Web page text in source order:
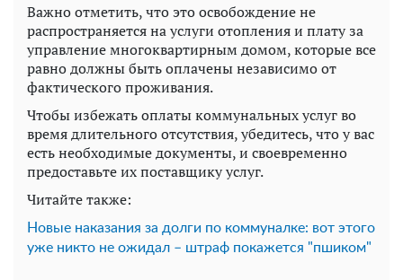
Важно отметить, что это освобождение не
распространяется на услуги отопления и плату за
управление многоквартирным домом, которые все
равно должны быть оплачены независимо от
фактического проживания.
Чтобы избежать оплаты коммунальных услуг во
время длительного отсутствия, убедитесь, что у вас
есть необходимые документы, и своевременно
предоставьте их поставщику услуг.
Читайте также:
Новые наказания за долги по коммуналке: вот этого
уже никто не ожидал – штраф покажется "пшиком"